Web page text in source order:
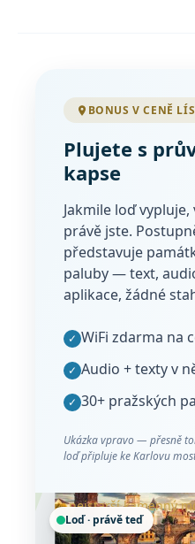
BONUS V CENĚ
Plujete s
kapse
Jakmile loď
právě jste.
představuje
paluby — text,
aplikace, žádné
✓ WiFi zdarma na
✓ Audio + texty v
✓ 30+ pražských
Ukázka vpravo — přesně
loď připluje ke Karlovu
Malostranská
nejstarší kamenný
Loď · právě teď